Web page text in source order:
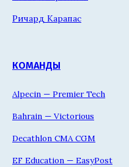
Ричард Карапас
КОМАНДЫ
Alpecin — Premier Tech
Bahrain — Victorious
Decathlon CMA CGM
EF Education — EasyPost